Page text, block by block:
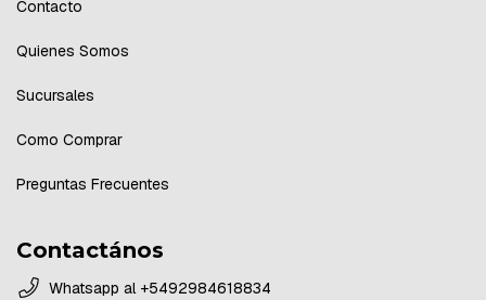
Contacto
Quienes Somos
Sucursales
Como Comprar
Preguntas Frecuentes
Contactános
Whatsapp al +5492984618834